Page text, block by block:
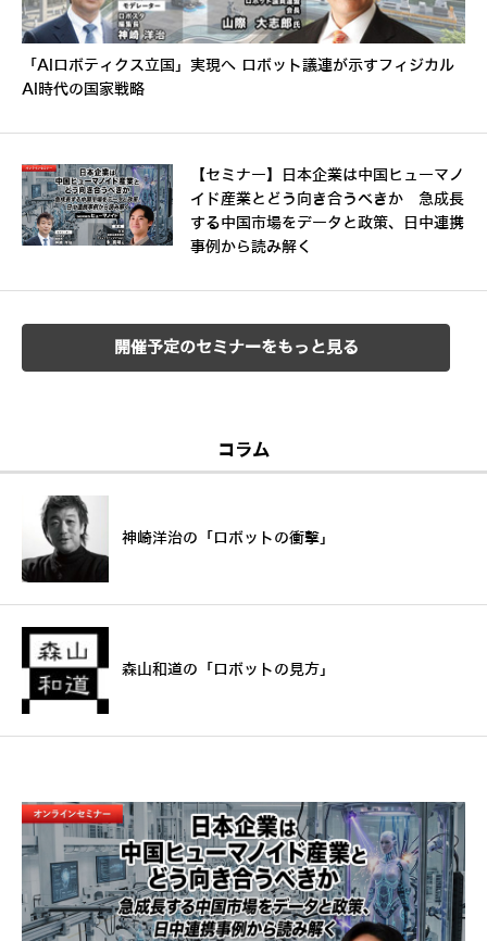
「AIロボティクス立国」実現へ ロボット議連が示すフィジカル
AI時代の国家戦略
【セミナー】日本企業は中国ヒューマノ
イド産業とどう向き合うべきか 急成長
する中国市場をデータと政策、日中連携
事例から読み解く
開催予定のセミナーをもっと見る
コラム
神崎洋治の「ロボットの衝撃」
森山和道の「ロボットの見方」